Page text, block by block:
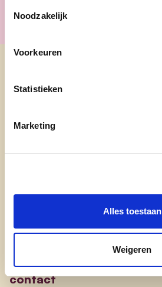
Noodzakelijk
Voorkeuren
Statistieken
Marketing
Alles toestaan
Weigeren
onze partij
nieuws
onze afdelingen
contact